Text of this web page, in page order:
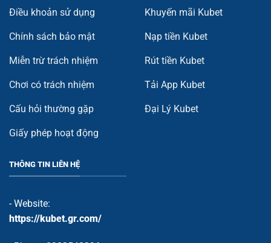
Điều khoản sử dụng
Chính sách bảo mật
Miễn trừ trách nhiệm
Chơi có trách nhiệm
Cấu hỏi thường gặp
Giấy phép hoạt động
Khuyến mãi Kubet
Nạp tiền Kubet
Rút tiền Kubet
Tải App Kubet
Đại Lý Kubet
THÔNG TIN LIÊN HỆ
- Website:
https://kubet.gr.com/